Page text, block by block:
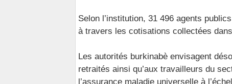
Selon l’institution, 31 496 agents
à travers les cotisations collectées
Les autorités burkinabè envisagent
retraités ainsi qu’aux travailleurs du
l’assurance maladie universelle à